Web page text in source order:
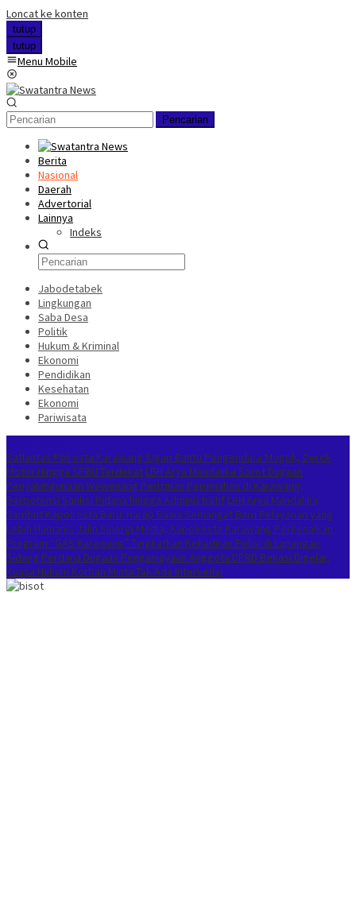
Loncat ke konten
tutup
tutup
Menu Mobile
Pencarian
Berita
Nasional
Daerah
Advertorial
Lainnya
Indeks
Jabodetabek
Lingkungan
Saba Desa
Politik
Hukum & Kriminal
Ekonomi
Pendidikan
Kesehatan
Ekonomi
Pariwisata
Satlantas Polresta Karawang Sigap Bantu Pengendara Mogok, Derek
Motor Hingga SPBU Terdekat LBH Arya Mandalika Sorot Dugaan
Penyalahgunaan Wewenang Perizinan Perumahan di Karawang,
Berpotensi Sanksi Pidana hingga Administratif LBH Arya Mandalika
Sambut Kapolresta Baru: Harap Bawa Semangat Baru Pelayanan yang
Lebih Humanis Jalin Sinergi Media, Kapolresta Karawang Perkenalkan
Program “GAS Karawang” Tingkatkan Kehadiran Polisi di Lapangan
Sidang Perdana Dugaan Penganiayaan Anggota DPRD Bekasi Digelar,
Kuasa Hukum Korban Minta Tak Ada Intervensi